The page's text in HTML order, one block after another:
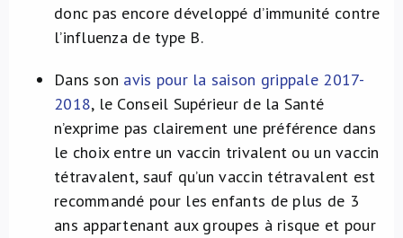
donc pas encore développé d’immunité contre
l’influenza de type B.
Dans son avis pour la saison grippale 2017-
2018, le Conseil Supérieur de la Santé
n’exprime pas clairement une préférence dans
le choix entre un vaccin trivalent ou un vaccin
tétravalent, sauf qu’un vaccin tétravalent est
recommandé pour les enfants de plus de 3
ans appartenant aux groupes à risque et pour